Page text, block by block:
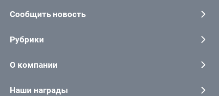
Сообщить новость
Рубрики
О компании
Наши награды